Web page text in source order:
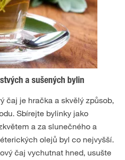
a sušených bylin
čaj je hračka a skvělý způsob,
Sbírejte bylinky jako
a za slunečného a
olejů byl co nejvyšší.
čaj vychutnat hned, usušte